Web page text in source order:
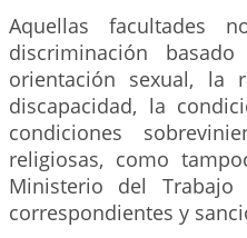
Aquellas facultades
discriminación
orientación sexual, la
discapacidad, la
condiciones
religiosas, como
Ministerio del Trabajo
correspondientes y